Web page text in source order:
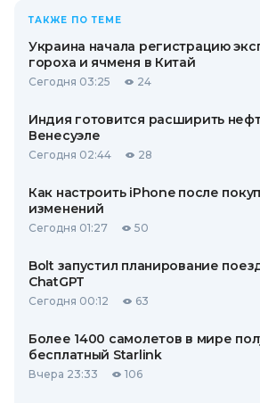
ТАКЖЕ ПО ТЕМЕ
Украина начала регистрацию
гороха и ячменя в Китай
Сегодня 03:25 24
Индия готовится расширить
Венесуэле
Сегодня 02:44 28
Как настроить iPhone после
изменений
Сегодня 01:27 50
Bolt запустил планирование
ChatGPT
Сегодня 00:12 63
Более 1400 самолетов в мире
бесплатный Starlink
Вчера 23:33 106